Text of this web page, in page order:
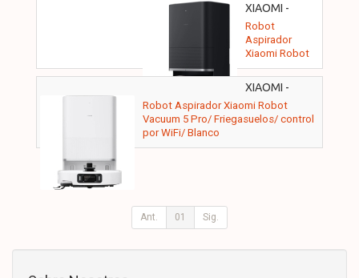
XIAOMI -
BHR9220EU
Robot
Aspirador
Xiaomi Robot
Vacuum X20
Max/
Friegasuelos/
control por
WiFi/ Negro
XIAOMI -
BHR07WFEU
Robot Aspirador Xiaomi Robot
Vacuum 5 Pro/ Friegasuelos/ control
por WiFi/ Blanco
Ant. 01 Sig.